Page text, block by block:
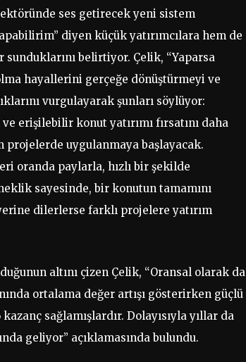
ses getirecek yeni sistem
diyen küçük yatırımcılara hem de
belirtiyor. Çelik, “Yaparsa
hayallerini gerçeğe dönüştürmeyi ve
vurgulayarak şunları söylüyor:
erişilebilir konut yatırımı fırsatını daha
projelerde uygulanmaya başlayacak.
oranda paylarla, hızlı bir şekilde
sayesinde, bir konutun tamamını
dilerlerse farklı projelere yatırım
altını çizen Çelik, “Oransal olarak da
ortalama değer artışı gösterirken güçlü
sağlamışlardır. Dolayısıyla yıllar da
geliyor” açıklamasında bulundu.